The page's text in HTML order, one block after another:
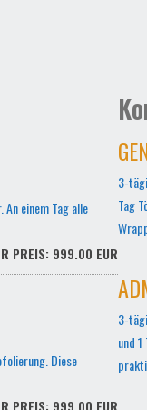
einem Tag alle
PREIS: 999.00 EUR
Diese
PREIS: 999.00 EUR
3-
Tag
3-
und